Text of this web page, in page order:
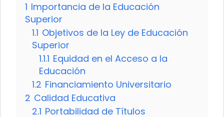
1 Importancia de la Educación
Superior
1.1 Objetivos de la Ley de Educación
Superior
1.1.1 Equidad en el Acceso a la
Educación
1.2 Financiamiento Universitario
2 Calidad Educativa
2.1 Portabilidad de Títulos